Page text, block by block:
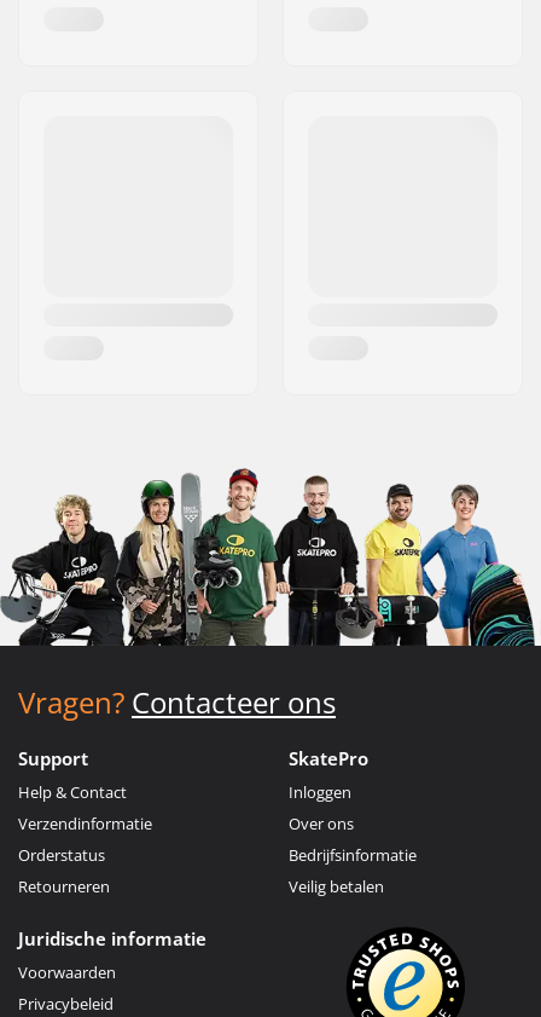
Vragen? Contacteer ons
Support
Help & Contact
Verzendinformatie
Orderstatus
Retourneren
SkatePro
Inloggen
Over ons
Bedrijfsinformatie
Veilig betalen
Juridische informatie
Voorwaarden
Privacybeleid